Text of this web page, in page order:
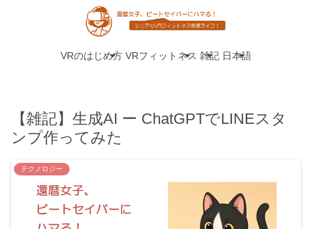
VRのはじめ方 VRフィットネス 雑記 日本語
【雑記】生成AI ー ChatGPTでLINEスタ
ンプ作ってみた
テクノロジー